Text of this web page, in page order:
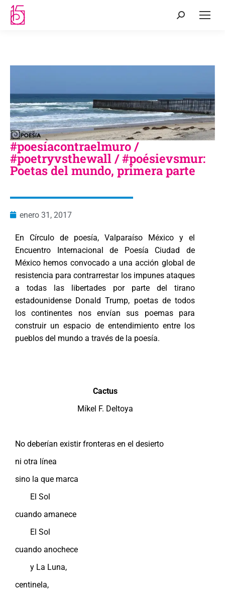
#poesíacontraelmuro /
#poetryvsthewall / #poésievsmur:
Poetas del mundo, primera parte
enero 31, 2017
En Círculo de poesía, Valparaíso México y el
Encuentro Internacional de Poesía Ciudad de
México hemos convocado a una acción global de
resistencia para contrarrestar los impunes ataques
a todas las libertades por parte del tirano
estadounidense Donald Trump, poetas de todos
los continentes nos envían sus poemas para
construir un espacio de entendimiento entre los
pueblos del mundo a través de la poesía.
Cactus
Míkel F. Deltoya
No deberían existir fronteras en el desierto
ni otra línea
sino la que marca
El Sol
cuando amanece
El Sol
cuando anochece
y La Luna,
centinela,